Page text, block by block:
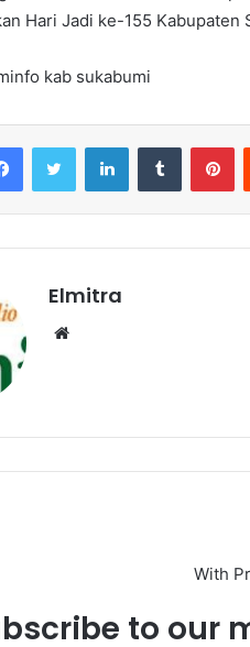
Hari Jadi ke-155 Kabupaten
kab sukabumi
FacebookTwitter LinkedInTumblr
Elmitra
Website
With
to our